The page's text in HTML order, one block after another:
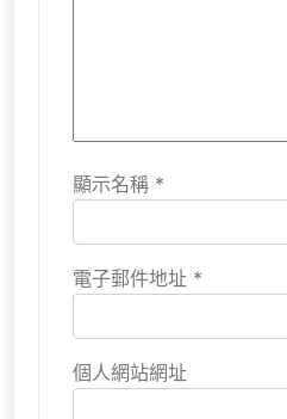
顯示名稱 *
電子郵件地址 *
個人網站網址